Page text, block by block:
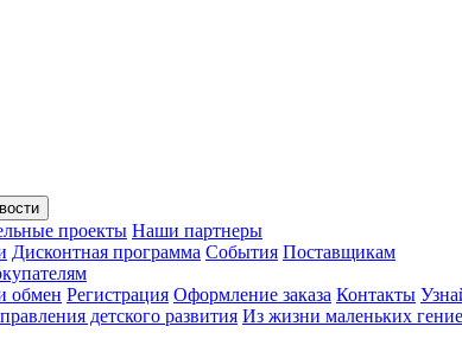
проекты Наши партнеры
Дисконтная программа События Поставщикам
обмен Регистрация Оформление заказа Контакты
детского развития Из жизни маленьких